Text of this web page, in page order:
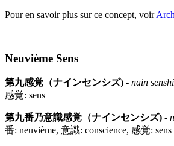
Pour en savoir plus sur ce concept, voir
Neuvième Sens
第九感覚（ナインセンシズ) - nain
感覚: sens
第九番乃意識感覚（ナインセンシズ) -
番: neuvième, 意識: conscience, 感覚: sens